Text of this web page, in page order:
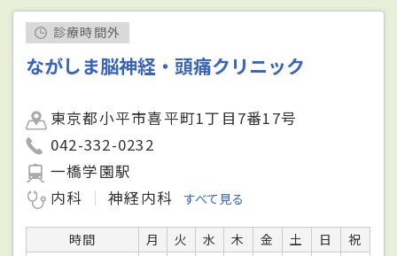
診療時間外
ながしま脳神経・頭痛クリニック
東京都小平市喜平町1丁目7番17号
042-332-0232
一橋学園駅
内科
神経内科 すべて見る
時間 月 火 水 木 金 土 日
祝